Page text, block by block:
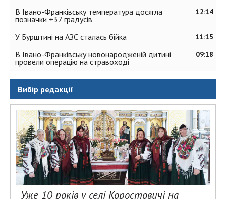
12:14
В Івано-Франківську температура досягла
позначки +37 градусів
11:15
У Бурштині на АЗС сталась бійка
09:18
В Івано-Франківську новонародженій дитині
провели операцію на стравоході
Вибір редакції
Уже 10 років у селі Коростовичі на